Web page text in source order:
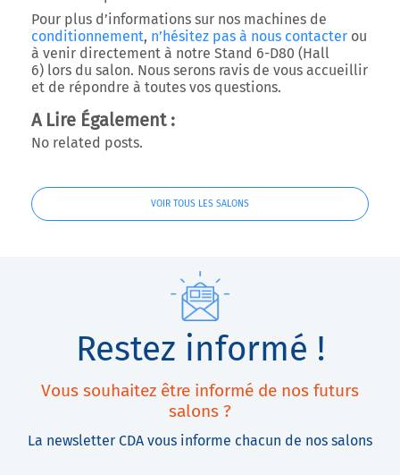
Pour plus d’informations sur nos machines de
conditionnement, n’hésitez pas à nous contacter ou
à venir directement à notre Stand 6-D80 (Hall
6) lors du salon. Nous serons ravis de vous accueillir
et de répondre à toutes vos questions.
A Lire Également :
No related posts.
VOIR TOUS LES SALONS
Restez informé !
Vous souhaitez être informé de nos futurs
salons ?
La newsletter CDA vous informe chacun de nos salons